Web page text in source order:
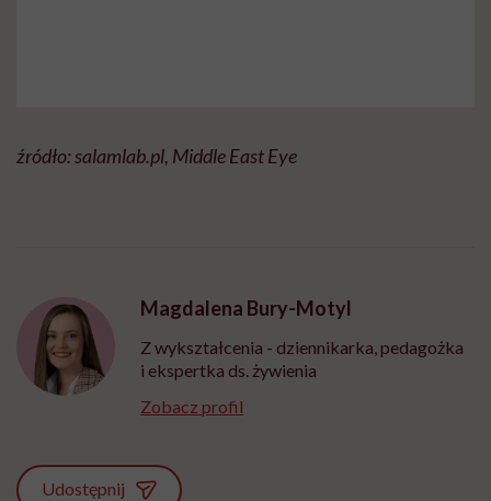
źródło: salamlab.pl, Middle East Eye
Magdalena Bury-Motyl
Z wykształcenia - dziennikarka, pedagożka
i ekspertka ds. żywienia
Zobacz profil
Udostępnij